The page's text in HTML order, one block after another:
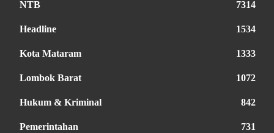
NTB 7314
Headline 1534
Kota Mataram 1333
Lombok Barat 1072
Hukum & Kriminal 842
Pemerintahan 731